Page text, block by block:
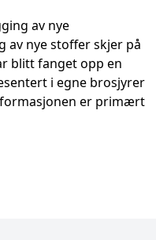
av nye
nye stoffer skjer på
blitt fanget opp en
i egne brosjyrer
er primært